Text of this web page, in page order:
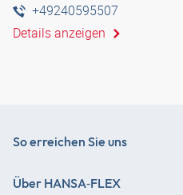
+49240595507
Details anzeigen
So erreichen Sie uns
Über HANSA‑FLEX